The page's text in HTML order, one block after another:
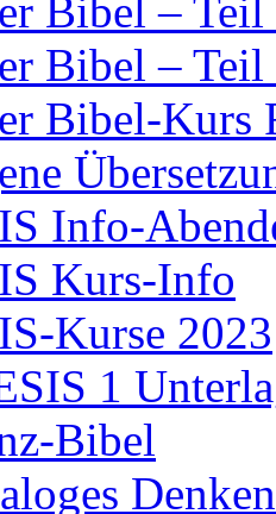
Bibel – Teil
Bibel – Teil
Bibel-Kurs
Info-
Kurs-Info
Kurse 2023
1
Bibel
Denken